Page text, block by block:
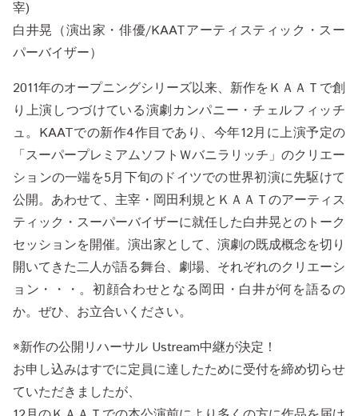
宰)
白井晃（演出家・俳優/KAATアーティスティック・スー
パーバイザー）
2011年のオープニングシリーズ以来、新作をＫＡＡＴで創
り上演しつづけている演劇カンパニー・チェルフィッチ
ュ。KAATでの新作4作目であり、今年12月に上演予定の
「スーパープレミアムソフトＷバニラリッチ」のクリエー
ションの一端を5月下旬のドイツでの世界初演に先駆けて
公開。あわせて、主宰・岡田利規とＫＡＡＴのアーティス
ティック・スーパーバイザーに就任した白井晃とのトーク
セッションを開催。演出家として、演劇の既成概念を切り
開いてきた二人が語る舞台、劇場、それぞれのクリエーシ
ョン・・・。初顔合わせとなる岡田・白井が何を語るの
か。ぜひ、お立合いください。
※新作の公開リハーサル Ustream中継が決定！
お申し込みはすでに定員に達したために受付を締め切らせ
ていただきましたが、